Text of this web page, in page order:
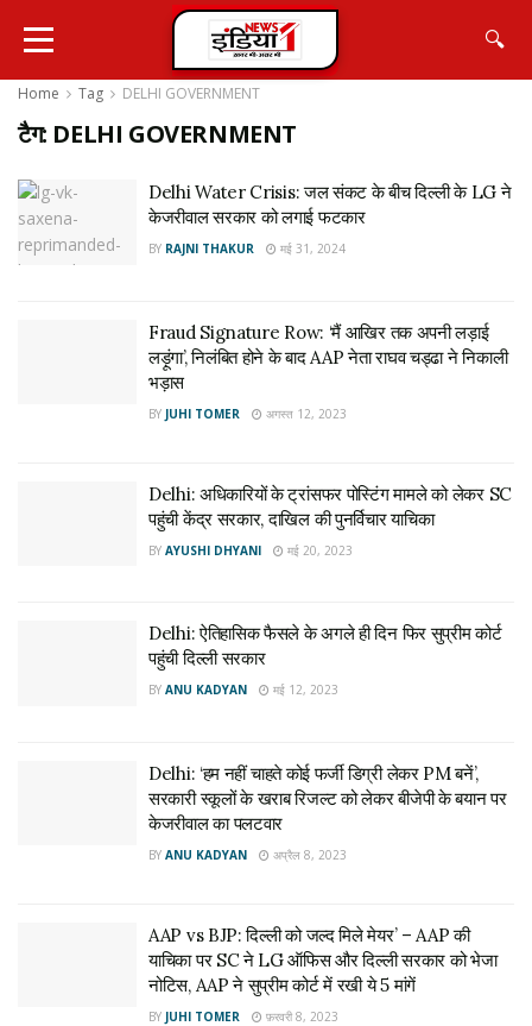
🔍
Home Tag DELHI GOVERNMENT
टैग: DELHI GOVERNMENT
Delhi Water Crisis: जल संकट के बीच दिल्ली के LG ने
केजरीवाल सरकार को लगाई फटकार
BY RAJNI THAKUR मई 31, 2024
Fraud Signature Row: ‘मैं आखिर तक अपनी लड़ाई
लड़ूंगा’, निलंबित होने के बाद AAP नेता राघव चड्ढा ने निकाली
भड़ास
BY JUHI TOMER अगस्त 12, 2023
Delhi: अधिकारियों के ट्रांसफर पोस्टिंग मामले को लेकर SC
पहुंची केंद्र सरकार, दाखिल की पुनर्विचार याचिका
BY AYUSHI DHYANI मई 20, 2023
Delhi: ऐतिहासिक फैसले के अगले ही दिन फिर सुप्रीम कोर्ट
पहुंची दिल्ली सरकार
BY ANU KADYAN मई 12, 2023
Delhi: ‘हम नहीं चाहते कोई फर्जी डिग्री लेकर PM बनें’,
सरकारी स्कूलों के खराब रिजल्ट को लेकर बीजेपी के बयान पर
केजरीवाल का पलटवार
BY ANU KADYAN अप्रैल 8, 2023
AAP vs BJP: दिल्ली को जल्द मिले मेयर’ – AAP की
याचिका पर SC ने LG ऑफिस और दिल्ली सरकार को भेजा
नोटिस, AAP ने सुप्रीम कोर्ट में रखी ये 5 मांगें
BY JUHI TOMER फ़रवरी 8, 2023